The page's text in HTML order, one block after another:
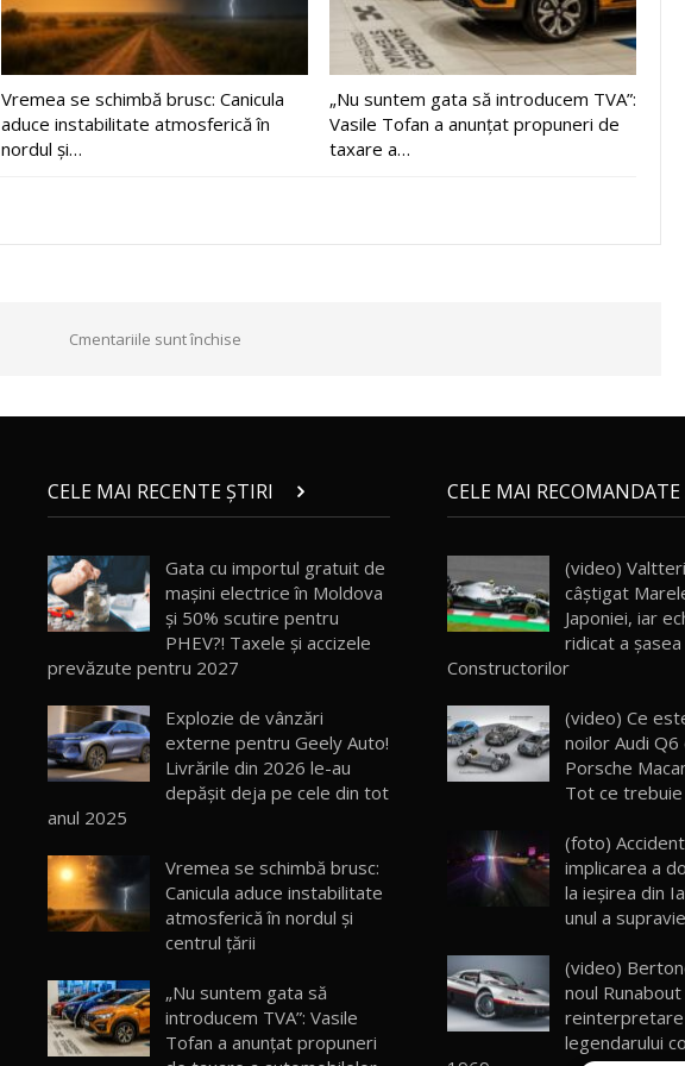
Vremea se schimbă brusc: Canicula
aduce instabilitate atmosferică în
nordul și…
„Nu suntem gata să introducem TVA”:
Vasile Tofan a anunțat propuneri de
taxare a…
Cmentariile sunt închise
CELE MAI RECENTE ȘTIRI
Gata cu importul gratuit de
mașini electrice în Moldova
și 50% scutire pentru
PHEV?! Taxele și accizele
prevăzute pentru 2027
Explozie de vânzări
externe pentru Geely Auto!
Livrările din 2026 le-au
depășit deja pe cele din tot
anul 2025
Vremea se schimbă brusc:
Canicula aduce instabilitate
atmosferică în nordul și
centrul țării
„Nu suntem gata să
introducem TVA”: Vasile
Tofan a anunțat propuneri
CELE MAI RECOMANDATE
(video)
câştigat
Japoniei, iar
ridicat a şasea
Constructorilor
(video) Ce
noilor Audi
Porsche
Tot ce trebuie
(foto)
implicarea a
la ieşirea din
unul a
(video)
noul Runabout
legendarului